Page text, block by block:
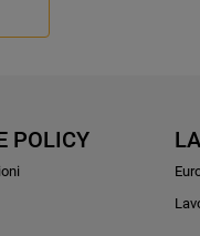
POLICY